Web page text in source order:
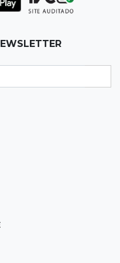
plantações
mas avança às
em